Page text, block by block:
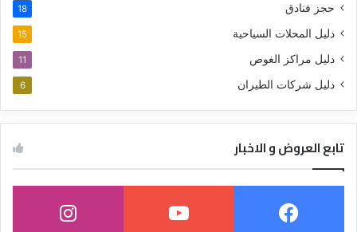
حجز فنادق 18
دليل المحلات السياحية 15
دليل مراكز الغوص 11
دليل شركات الطيران 6
تابع العروض و الاخبار